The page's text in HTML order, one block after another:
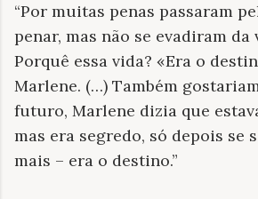
“Por muitas penas passaram
penar, mas não se evadiram
Porquê essa vida? «Era o
Marlene. (…) Também
futuro, Marlene dizia que
mas era segredo, só depois se
mais – era o destino.”